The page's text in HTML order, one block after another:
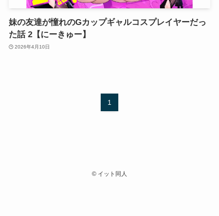
妹の友達が憧れのGカップギャルコスプレイヤーだっ
た話 2【にーきゅー】
2026年4月10日
1
© イット同人